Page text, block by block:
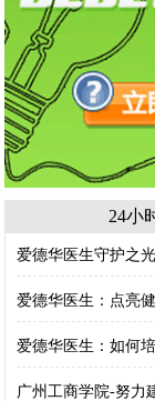
24小
爱德华医生守护之
爱德华医生：点亮
爱德华医生：如何
广州工商学院-努力